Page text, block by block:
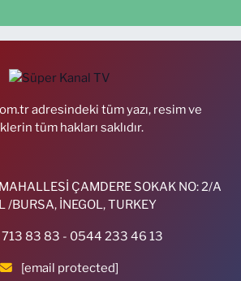
adresindeki tüm yazı, resim ve
tüm hakları saklıdır.
ÇAMDERE SOKAK NO: 2/A
/BURSA, İNEGOL, TURKEY
83 83 - 0544 233 46 13
[email protected]